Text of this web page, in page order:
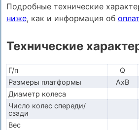
Подробные технические
ниже, как и информация об
Технические
Г/п Q
Размеры платформы
AxB
Диаметр колеса
Число колес спереди/
сзади
Вес